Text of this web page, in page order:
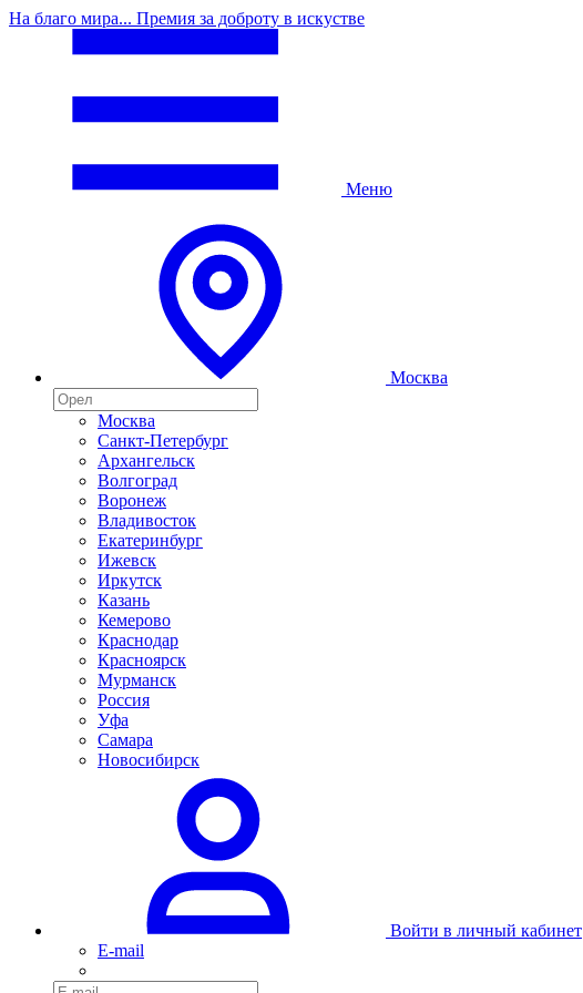
На благо мира... Премия за доброту в искустве
Меню
Москва
Москва
Санкт-Петербург
Архангельск
Волгоград
Воронеж
Владивосток
Екатеринбург
Ижевск
Иркутск
Казань
Кемерово
Краснодар
Красноярск
Мурманск
Россия
Уфа
Самара
Новосибирск
Войти в личный кабинет
E-mail